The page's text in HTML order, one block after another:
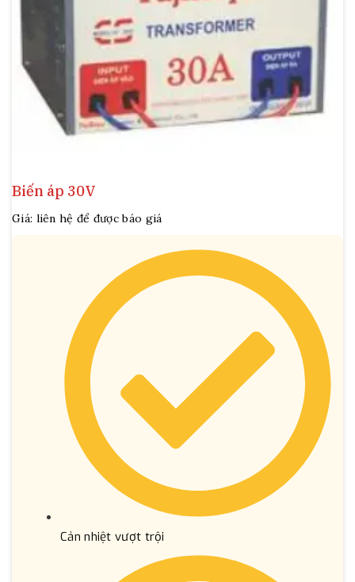
Biến áp 30V
Giá: liên hệ để được báo giá
Cản nhiệt vượt trội